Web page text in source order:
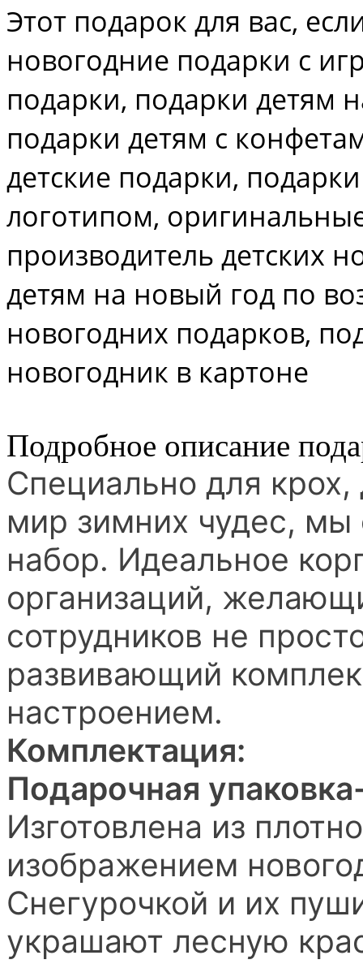
Этот подарок для вас,
новогодние подарки с
подарки, подарки детям
подарки детям с
детские подарки,
логотипом,
производитель детских
детям на новый год по
новогодних подарков,
новогодник в картоне
Подробное описание
Специально для
мир зимних чудес, мы
набор. Идеальное
организаций,
сотрудников не
развивающий
настроением.
Комплектация:
Подарочная
Изготовлена из
изображением
Снегурочкой и их
украшают лесную